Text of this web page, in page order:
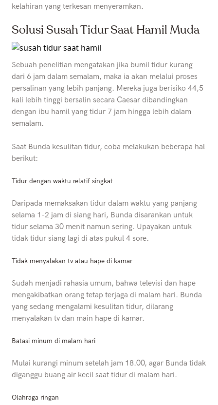
kelahiran yang terkesan menyeramkan.
Solusi Susah Tidur Saat Hamil Muda
Sebuah penelitian mengatakan jika bumil tidur kurang
dari 6 jam dalam semalam, maka ia akan melalui proses
persalinan yang lebih panjang. Mereka juga berisiko 44,5
kali lebih tinggi bersalin secara Caesar dibandingkan
dengan ibu hamil yang tidur 7 jam hingga lebih dalam
semalam.
Saat Bunda kesulitan tidur, coba melakukan beberapa hal
berikut:
Tidur dengan waktu relatif singkat
Daripada memaksakan tidur dalam waktu yang panjang
selama 1-2 jam di siang hari, Bunda disarankan untuk
tidur selama 30 menit namun sering. Upayakan untuk
tidak tidur siang lagi di atas pukul 4 sore.
Tidak menyalakan tv atau hape di kamar
Sudah menjadi rahasia umum, bahwa televisi dan hape
mengakibatkan orang tetap terjaga di malam hari. Bunda
yang sedang mengalami kesulitan tidur, dilarang
menyalakan tv dan main hape di kamar.
Batasi minum di malam hari
Mulai kurangi minum setelah jam 18.00, agar Bunda tidak
diganggu buang air kecil saat tidur di malam hari.
Olahraga ringan